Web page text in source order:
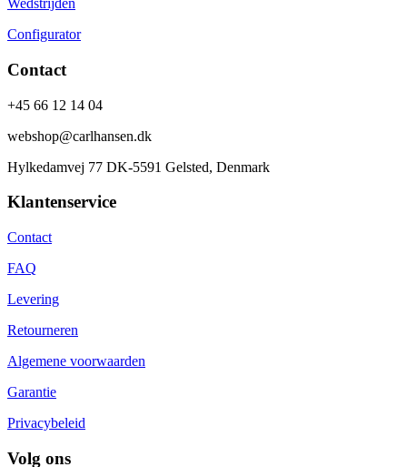
Wedstrijden
Configurator
Contact
+45 66 12 14 04
webshop@carlhansen.dk
Hylkedamvej 77 DK-5591 Gelsted, Denmark
Klantenservice
Contact
FAQ
Levering
Retourneren
Algemene voorwaarden
Garantie
Privacybeleid
Volg ons